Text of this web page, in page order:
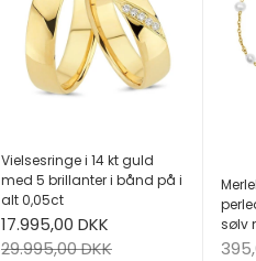
Vielsesringe i 14 kt guld
med 5 brillanter i bånd på i
alt 0,05ct
Salgspris
17.995,00 DKK
Normalpris
29.995,00 DKK
sølv